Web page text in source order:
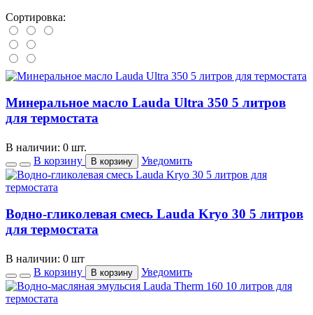
Сортировка:
Минеральное масло Lauda Ultra 350 5 литров
для термостата
В наличии: 0 шт.
В корзину
В корзину Уведомить
Водно-гликолевая смесь Lauda Kryo 30 5 литров
для термостата
В наличии: 0 шт
В корзину
В корзину Уведомить